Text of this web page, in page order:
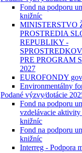
Fond na podporu
knižníc
MINISTERSTVO
PROSTREDIA
REPUBLIKY -
PRE PROGRAM
2027
EUROFONDY
Environmentálny
Podané výzvy⁄dotácie
Fond na podporu
vzdelávacie
knižníc
Fond na podporu
knižníc
Interreg - Podpora